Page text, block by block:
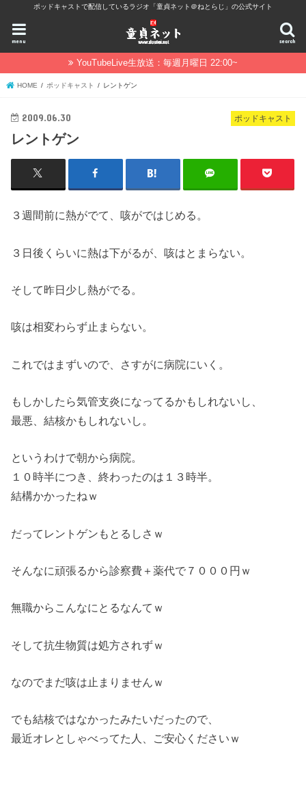
ポッドキャストで配信しているラジオ「童貞ネット＠ねとらじ」の公式サイト
search
menu
YouTubeLive生放送：毎週月曜日 22:00~
HOME ポッドキャスト レントゲン
ポッドキャスト
2009.06.30
レントゲン
３週間前に熱がでて、咳がではじめる。
３日後くらいに熱は下がるが、咳はとまらない。
そして昨日少し熱がでる。
咳は相変わらず止まらない。
これではまずいので、さすがに病院にいく。
もしかしたら気管支炎になってるかもしれないし、
最悪、結核かもしれないし。
というわけで朝から病院。
１０時半につき、終わったのは１３時半。
結構かかったねｗ
だってレントゲンもとるしさｗ
そんなに頑張るから診察費＋薬代で７０００円ｗ
無職からこんなにとるなんてｗ
そして抗生物質は処方されずｗ
なのでまだ咳は止まりませんｗ
でも結核ではなかったみたいだったので、
最近オレとしゃべってた人、ご安心くださいｗ